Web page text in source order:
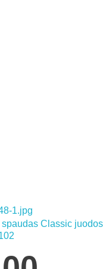
spaudas Classic juodos